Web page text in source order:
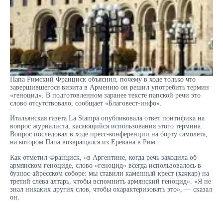
Папа Римский Франциск объяснил, почему в ходе только что
завершившегося визита в Армению он решил употребить термин
«геноцид». В подготовленном заранее тексте папской речи это
слово отсутствовало, сообщает «Благовест-инфо».
Итальянская газета La Stampa опубликовала ответ понтифика на
вопрос журналиста, касающийся использования этого термина.
Вопрос последовал в ходе пресс-конференции на борту самолета,
на котором Папа возвращался из Еревана в Рим.
Как отметил Франциск, «в Аргентине, когда речь заходила об
армянском геноциде, слово «геноцид» всегда использовалось в
буэнос-айресском соборе: мы ставили каменный крест (хачкар) на
третий слева алтарь, чтобы вспомнить армянский геноцид». «Я не
знал никаких других слов, чтобы охарактеризовать это», — сказал
он.